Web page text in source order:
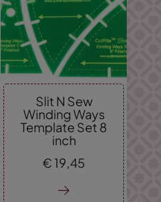
Slit N Sew
Winding Ways
Template Set 8
inch
€19,45